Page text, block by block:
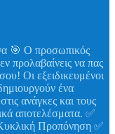
🎯 Ο προσωπικός
προλαβαίνεις να πας
Οι εξειδικευμένοι
ένα
ανάγκες και τους
αποτελέσματα. ✅
Προπόνηση ✅